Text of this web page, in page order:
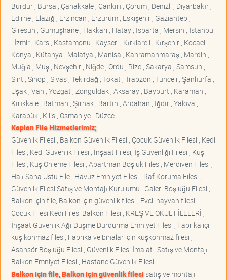
Burdur , Bursa , Çanakkale , Çankırı , Çorum , Denizli , Diyarbakır ,
Edirne , Elazığ , Erzincan , Erzurum , Eskişehir , Gaziantep ,
Giresun , Gümüşhane , Hakkari , Hatay , Isparta , Mersin , İstanbul
, İzmir , Kars , Kastamonu , Kayseri , Kırklareli , Kırşehir , Kocaeli ,
Konya , Kütahya , Malatya , Manisa , Kahramanmaraş , Mardin ,
Muğla , Muş , Nevşehir , Niğde , Ordu , Rize , Sakarya , Samsun ,
Siirt , Sinop , Sivas , Tekirdağ , Tokat , Trabzon , Tunceli , Şanlıurfa ,
Uşak , Van , Yozgat , Zonguldak , Aksaray , Bayburt , Karaman ,
Kırıkkale , Batman , Şırnak , Bartın , Ardahan , Iğdır , Yalova ,
Karabük , Kilis , Osmaniye , Düzce
Kaplan File Hizmetlerimiz;
Güvenlik Filesi , Balkon Güvenlik Filesi , Çocuk Güvenlik Filesi , Kedi
Filesi, Kedi Güvenlik Filesi , İnşaat Filesi, İş Güvenliği Filesi , Kuş
Filesi, Kuş Önleme Filesi , Apartman Boşluk Filesi, Merdiven Filesi ,
Halı Saha Üstü File , Havuz Emniyet Filesi , Raf Koruma Filesi ,
Güvenlik Filesi Satış ve Montajı Kurulumu , Galeri Boşluğu Filesi ,
Balkon için file, Balkon için güvenlik filesi , Evcil hayvan filesi
Çocuk Filesi Kedi Filesi Balkon Filesi , KREŞ VE OKUL FİLELERİ ,
İnşaat Güvenlik Ağı Düşme Durdurma Emniyet Filesi , Fabrika içi
kuş konmaz filesi, Fabrika ve binalar için kuşkonmaz filesi ,
Asansör Boşluğu Filesi , Güvenlik Filesi İmalat , Satış ve Montajı ,
Balkon Emniyet Filesi , Hastane Güvenlik Filesi
Balkon için file, Balkon için güvenlik filesisatış ve montajı